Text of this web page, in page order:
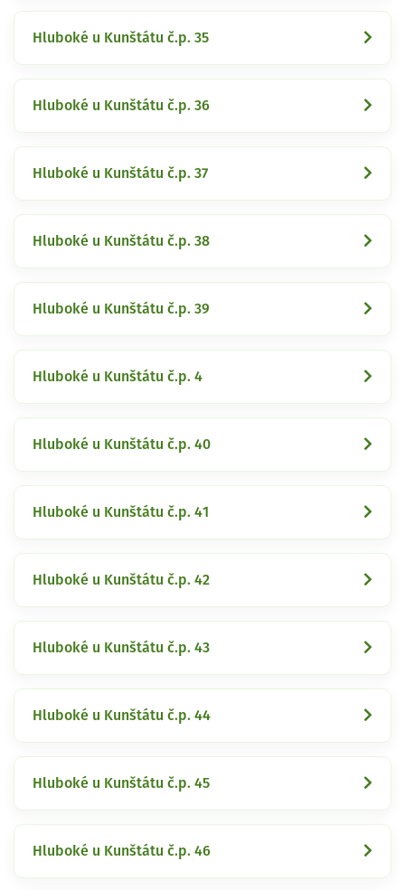
Hluboké u Kunštátu č.p. 35
Hluboké u Kunštátu č.p. 36
Hluboké u Kunštátu č.p. 37
Hluboké u Kunštátu č.p. 38
Hluboké u Kunštátu č.p. 39
Hluboké u Kunštátu č.p. 4
Hluboké u Kunštátu č.p. 40
Hluboké u Kunštátu č.p. 41
Hluboké u Kunštátu č.p. 42
Hluboké u Kunštátu č.p. 43
Hluboké u Kunštátu č.p. 44
Hluboké u Kunštátu č.p. 45
Hluboké u Kunštátu č.p. 46